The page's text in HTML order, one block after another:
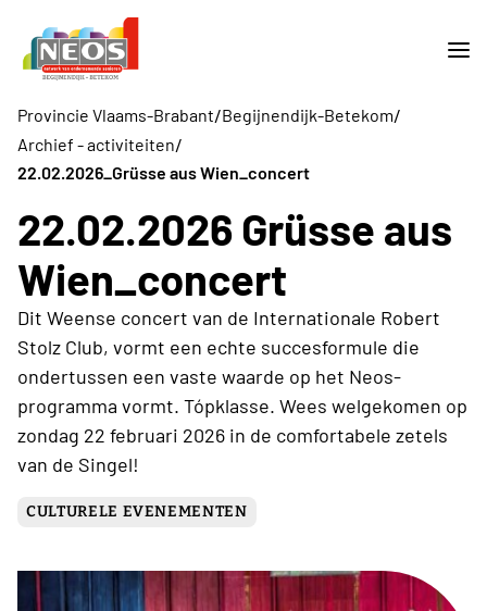
Provincie Vlaams-Brabant/Begijnendijk-Betekom/
Archief - activiteiten/
22.02.2026_Grüsse aus Wien_concert
22.02.2026 Grüsse aus
Wien_concert
Dit Weense concert van de Internationale Robert
Stolz Club, vormt een echte succesformule die
ondertussen een vaste waarde op het Neos-
programma vormt. Tópklasse. Wees welgekomen op
zondag 22 februari 2026 in de comfortabele zetels
van de Singel!
CULTURELE EVENEMENTEN